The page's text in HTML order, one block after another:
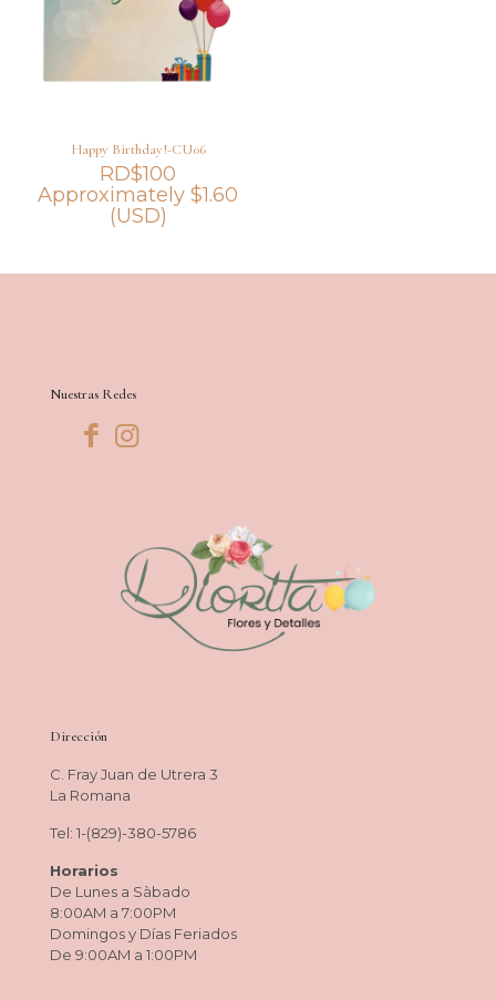
Happy Birthday!-CU06
RD$100
Approximately$1.60
(USD)
Nuestras Redes
Dirección
C. Fray Juan de Utrera 3
La Romana
Tel: 1-(829)-380-5786
Horarios
De Lunes a Sàbado
8:00AM a 7:00PM
Domingos y Días Feriados
De 9:00AM a 1:00PM